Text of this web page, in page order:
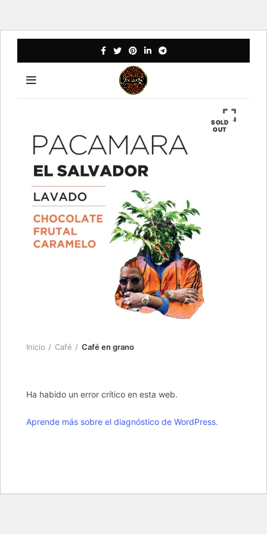
SOLD
OUT
Inicio Café Café en grano
Ha habido un error crítico en esta web.
Aprende más sobre el diagnóstico de WordPress.